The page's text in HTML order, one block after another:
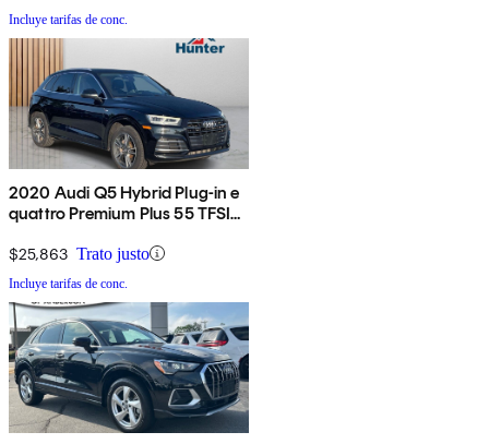
Incluye tarifas de conc.
2020 Audi Q5 Hybrid Plug-in e
quattro Premium Plus 55 TFSI
$25,863 Trato justo
Incluye tarifas de conc.